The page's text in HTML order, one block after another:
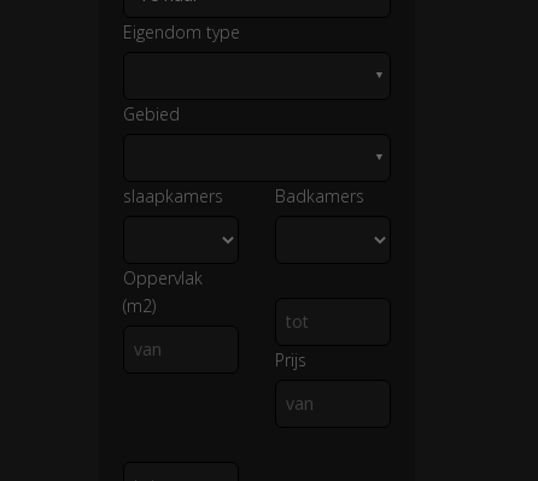
Eigendom type
▼
Gebied
▼
slaapkamers Badkamers
Oppervlak
(m2)
Prijs